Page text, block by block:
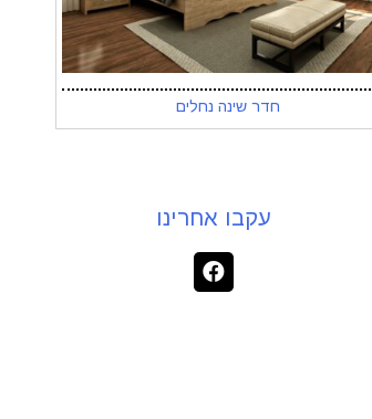
חדר שינה נחלים
עקבו אחרינו